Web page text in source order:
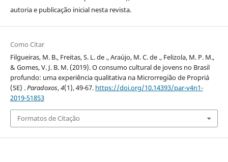
autoria e publicação inicial nesta revista.
Como Citar
Filgueiras, M. B., Freitas, S. L. de ., Araújo, M. C. de ., Felizola, M. P. M.,
& Gomes, V. J. B. M. (2019). O consumo cultural de jovens no Brasil
profundo: uma experiência qualitativa na Microrregião de Propriá
(SE) .Paradoxos,4(1), 49-67. https://doi.org/10.14393/par-v4n1-
2019-51853
Formatos de Citação